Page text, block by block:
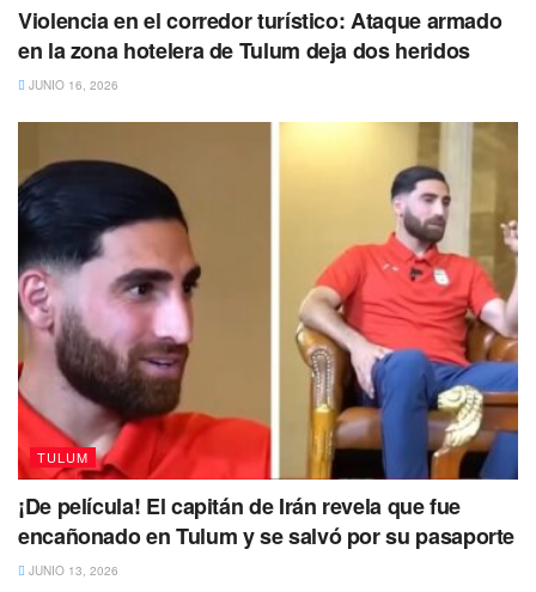
Violencia en el corredor turístico: Ataque armado
en la zona hotelera de Tulum deja dos heridos
JUNIO 16, 2026
TULUM
¡De película! El capitán de Irán revela que fue
encañonado en Tulum y se salvó por su pasaporte
JUNIO 13, 2026